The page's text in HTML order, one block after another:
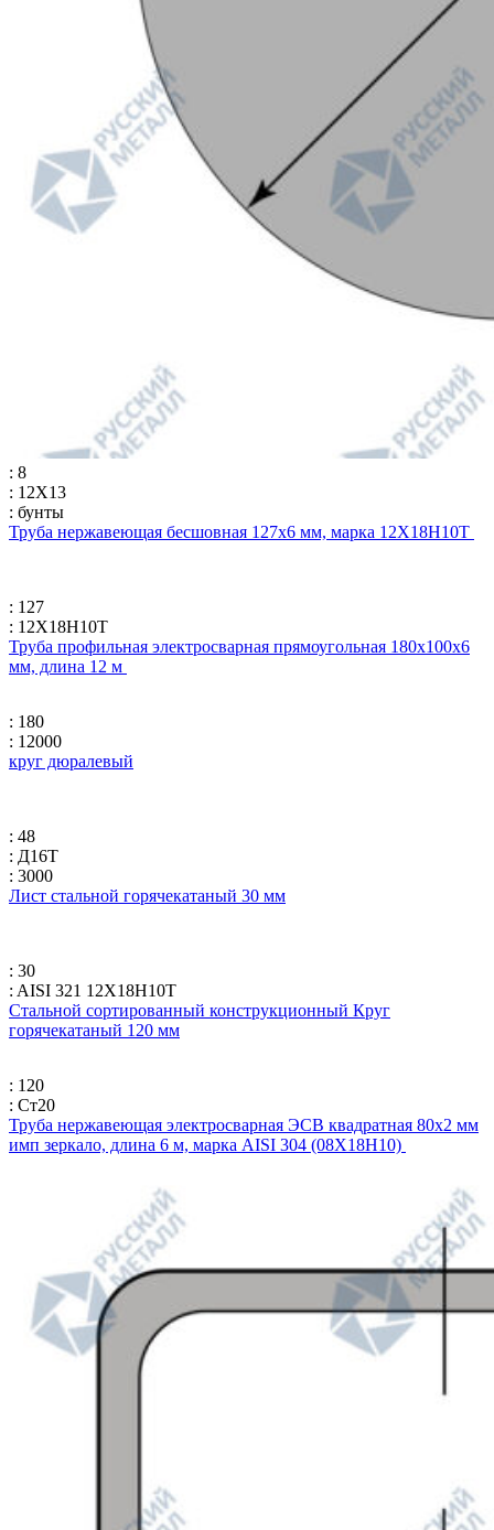
: 8
: 12Х13
: бунты
Труба нержавеющая бесшовная 127х6 мм, марка 12Х18Н10Т
: 127
: 12Х18Н10Т
Труба профильная электросварная прямоугольная 180х100х6
мм, длина 12 м
: 180
: 12000
круг дюралевый
: 48
: Д16Т
: 3000
Лист стальной горячекатаный 30 мм
: 30
: AISI 321 12Х18Н10Т
Стальной сортированный конструкционный Круг
горячекатаный 120 мм
: 120
: Ст20
Труба нержавеющая электросварная ЭСВ квадратная 80х2 мм
имп зеркало, длина 6 м, марка AISI 304 (08Х18Н10)